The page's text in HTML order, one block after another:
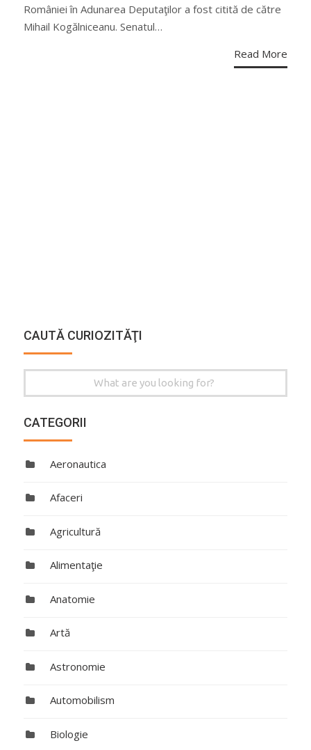
României în Adunarea Deputaţilor a fost citită de către
Mihail Kogălniceanu. Senatul…
Read More
CAUTĂ CURIOZITĂŢI
for:
CATEGORII
Aeronautica
Afaceri
Agricultură
Alimentaţie
Anatomie
Artă
Astronomie
Automobilism
Biologie